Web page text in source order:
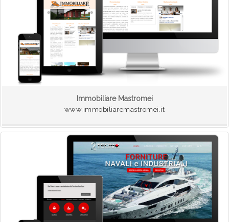
Immobiliare Mastromei
www.immobiliaremastromei.it